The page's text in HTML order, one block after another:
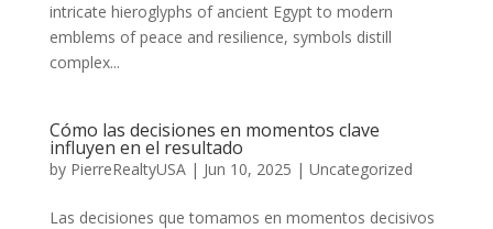
intricate hieroglyphs of ancient Egypt to modern
emblems of peace and resilience, symbols distill
complex...
Cómo las decisiones en momentos clave
influyen en el resultado
by PierreRealtyUSA| Jun 10, 2025 | Uncategorized
Las decisiones que tomamos en momentos decisivos